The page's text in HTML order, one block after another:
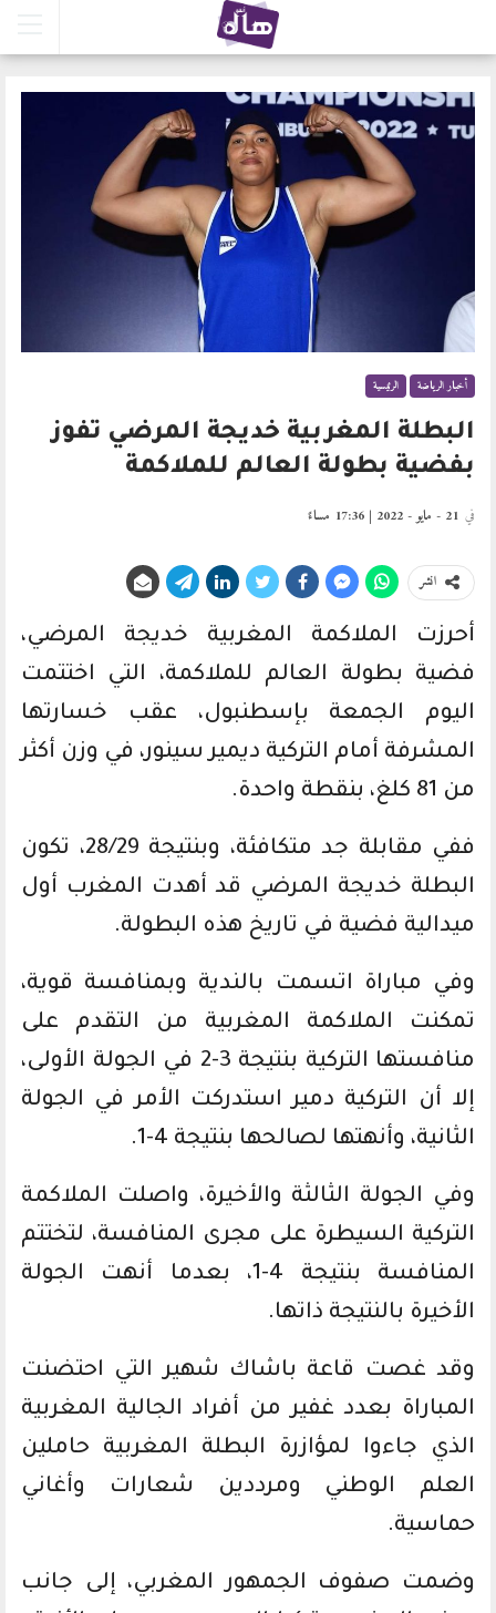
أخبار الرياضة الرئيسية
البطلة المغربية خديجة المرضي تفوز
بفضية بطولة العالم للملاكمة
في 21 - مايو - 2022 | 17:36 مساءً
انشر
أحرزت الملاكمة المغربية خديجة المرضي،
فضية بطولة العالم للملاكمة، التي اختتمت
اليوم الجمعة بإسطنبول، عقب خسارتها
المشرفة أمام التركية ديمير سينور، في وزن أكثر
من 81 كلغ، بنقطة واحدة.
ففي مقابلة جد متكافئة، وبنتيجة 28/29، تكون
البطلة خديجة المرضي قد أهدت المغرب أول
ميدالية فضية في تاريخ هذه البطولة.
وفي مباراة اتسمت بالندية وبمنافسة قوية،
تمكنت الملاكمة المغربية من التقدم على
منافستها التركية بنتيجة 3-2 في الجولة الأولى،
إلا أن التركية دمير استدركت الأمر في الجولة
الثانية، وأنهتها لصالحها بنتيجة 4-1.
وفي الجولة الثالثة والأخيرة، واصلت الملاكمة
التركية السيطرة على مجرى المنافسة، لتختتم
المنافسة بنتيجة 4-1، بعدما أنهت الجولة
الأخيرة بالنتيجة ذاتها.
وقد غصت قاعة باشاك شهير التي احتضنت
المباراة بعدد غفير من أفراد الجالية المغربية
الذي جاءوا لمؤازرة البطلة المغربية حاملين
العلم الوطني ومرددين شعارات وأغاني
حماسية.
وضمت صفوف الجمهور المغربي، إلى جانب